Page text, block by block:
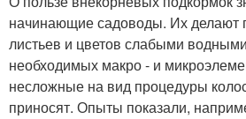
начинающие садоводы. Их делают
листьев и цветов слабыми
необходимых макро - и
несложные на вид процедуры
приносят. Опыты показали,